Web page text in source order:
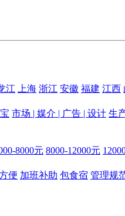
江 上海 浙江 安徽 福建 江西
市场 | 媒介 | 广告 | 设计 生
8000元 8000-12000元
便 加班补助 包食宿 管理规